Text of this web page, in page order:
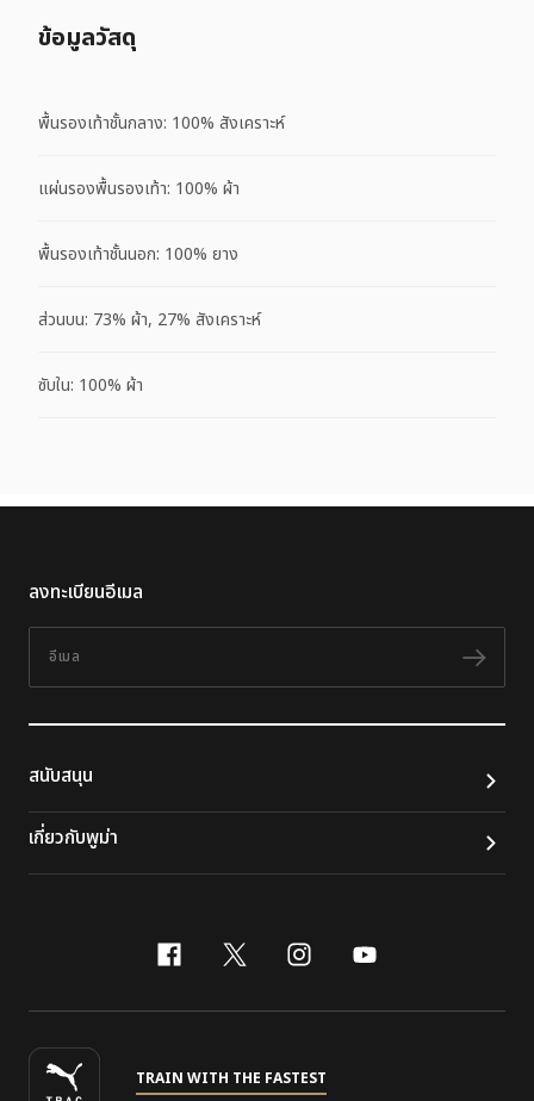
ข้อมูลวัสดุ
พื้นรองเท้าชั้นกลาง: 100% สังเคราะห์
แผ่นรองพื้นรองเท้า: 100% ผ้า
พื้นรองเท้าชั้นนอก: 100% ยาง
ส่วนบน: 73% ผ้า, 27% สังเคราะห์
ซับใน: 100% ผ้า
ลงทะเบียนอีเมล
ติดต
สนับสนุน
เกี่ยวกับพูม่า
facebook
x-twitter
instagram
youtube
TRAIN WITH THE FASTEST